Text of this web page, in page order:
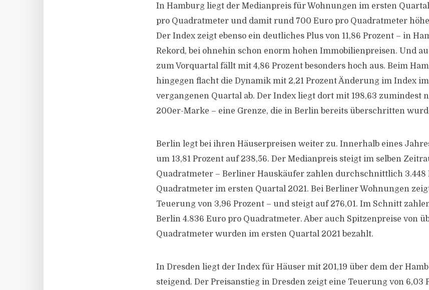
In Hamburg liegt der Medianpreis für Wohnungen im ersten Quartal
pro Quadratmeter und damit rund 700 Euro pro Quadratmeter
Der Index zeigt ebenso ein deutliches Plus von 11,86 Prozent – in
Rekord, bei ohnehin schon enorm hohen Immobilienpreisen. Und
zum Vorquartal fällt mit 4,86 Prozent besonders hoch aus. Beim
hingegen flacht die Dynamik mit 2,21 Prozent Änderung im Index
vergangenen Quartal ab. Der Index liegt dort mit 198,63 zumindest
200er-Marke – eine Grenze, die in Berlin bereits überschritten
Berlin legt bei ihren Häuserpreisen weiter zu. Innerhalb eines
um 13,81 Prozent auf 238,56. Der Medianpreis steigt im selben
Quadratmeter – Berliner Hauskäufer zahlen durchschnittlich 3.448
Quadratmeter im ersten Quartal 2021. Bei Berliner Wohnungen
Teuerung von 3,96 Prozent – und steigt auf 276,01. Im Schnitt
Berlin 4.836 Euro pro Quadratmeter. Aber auch Spitzenpreise von
Quadratmeter wurden im ersten Quartal 2021 bezahlt.
In Dresden liegt der Index für Häuser mit 201,19 über dem der
steigend. Der Preisanstieg in Dresden zeigt eine Teuerung von 6,03